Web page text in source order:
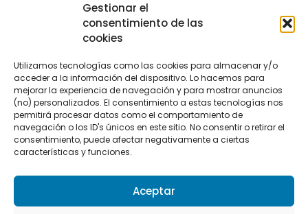
Gestionar el
consentimiento de las
cookies
Utilizamos tecnologías como las cookies para almacenar y/o
acceder a la información del dispositivo. Lo hacemos para
mejorar la experiencia de navegación y para mostrar anuncios
(no) personalizados. El consentimiento a estas tecnologías nos
permitirá procesar datos como el comportamiento de
navegación o los ID's únicos en este sitio. No consentir o retirar el
consentimiento, puede afectar negativamente a ciertas
características y funciones.
Aceptar
CONTACTO
+34 662 342 177
info@vkssport.com
SÍGUENOS
Política de privacidad
Política de cookies